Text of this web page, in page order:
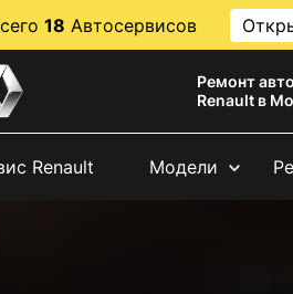
18 Автосервисов
Ремонт
Renault в
Renault Модели